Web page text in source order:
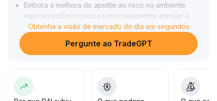
Embora a melhora do apetite ao risco no ambiente
macroeconômico possa temporariamente atenuar a
demanda por ativos de refúgio, o aumento no uso
prático e frequência de transações garante uma base
de utilização robusta .
compatível, está bem posicionado para consolidar
ainda mais seu papel central nos setores de DeFi e
Obtenha a visão de mercado do dia em segundos
Pergunte ao TradeGPT